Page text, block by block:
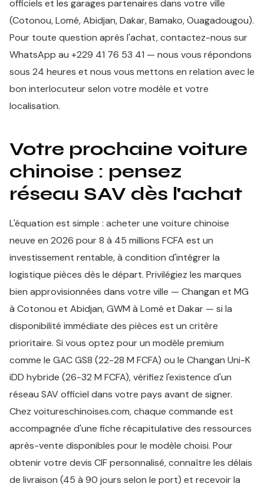
officiels et les garages partenaires dans votre ville
(Cotonou, Lomé, Abidjan, Dakar, Bamako, Ouagadougou).
Pour toute question après l'achat, contactez-nous sur
WhatsApp au +229 41 76 53 41 — nous vous répondons
sous 24 heures et nous vous mettons en relation avec le
bon interlocuteur selon votre modèle et votre
localisation.
Votre prochaine voiture
chinoise : pensez
réseau SAV dès l'achat
L'équation est simple : acheter une voiture chinoise
neuve en 2026 pour 8 à 45 millions FCFA est un
investissement rentable, à condition d'intégrer la
logistique pièces dès le départ. Privilégiez les marques
bien approvisionnées dans votre ville — Changan et MG
à Cotonou et Abidjan, GWM à Lomé et Dakar — si la
disponibilité immédiate des pièces est un critère
prioritaire. Si vous optez pour un modèle premium
comme le GAC GS8 (22-28 M FCFA) ou le Changan Uni-K
iDD hybride (26-32 M FCFA), vérifiez l'existence d'un
réseau SAV officiel dans votre pays avant de signer.
Chez voitureschinoises.com, chaque commande est
accompagnée d'une fiche récapitulative des ressources
après-vente disponibles pour le modèle choisi. Pour
obtenir votre devis CIF personnalisé, connaître les délais
de livraison (45 à 90 jours selon le port) et recevoir la